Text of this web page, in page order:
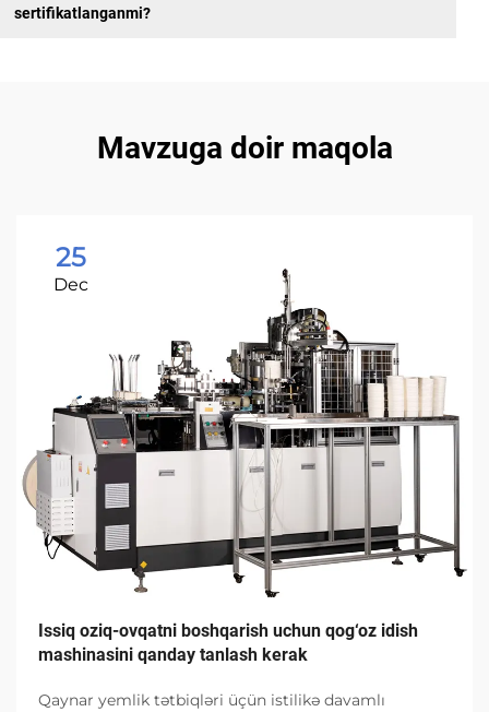
sertifikatlanganmi?
Mavzuga doir maqola
25
Dec
Issiq oziq-ovqatni boshqarish uchun qog‘oz idish
mashinasini qanday tanlash kerak
Qaynar yemlik tətbiqləri üçün istilikə davamlı